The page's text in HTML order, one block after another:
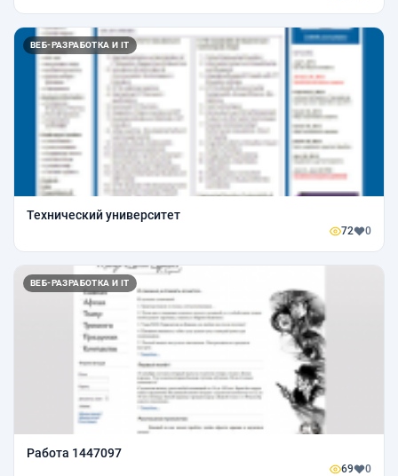
ВЕБ-РАЗРАБОТКА И IT
Технический университет
72 0
ВЕБ-РАЗРАБОТКА И IT
Работа 1447097
69 0